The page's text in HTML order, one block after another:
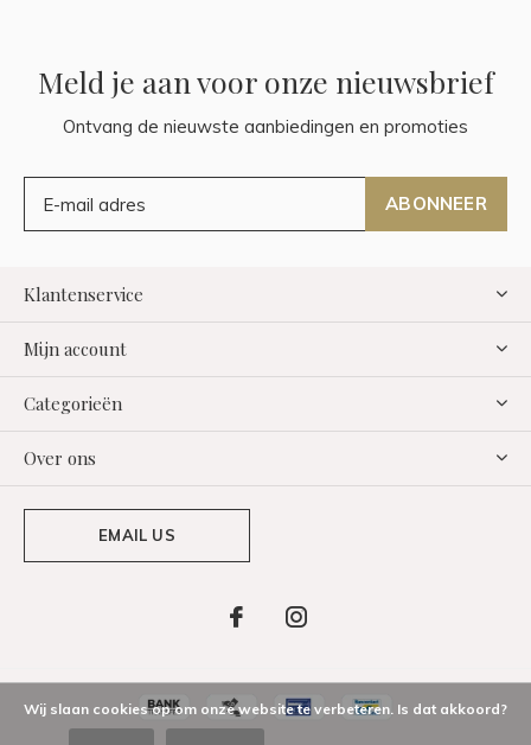
Meld je aan voor onze nieuwsbrief
Ontvang de nieuwste aanbiedingen en promoties
ABONNEER
Klantenservice
Mijn account
Categorieën
Over ons
EMAIL US
Wij slaan cookies op om onze website te verbeteren. Is dat akkoord?